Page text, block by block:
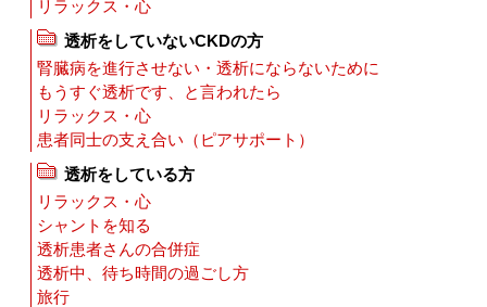
リラックス・心
透析をしていないCKDの方
腎臓病を進行させない・透析にならないために
もうすぐ透析です、と言われたら
リラックス・心
患者同士の支え合い（ピアサポート）
透析をしている方
リラックス・心
シャントを知る
透析患者さんの合併症
透析中、待ち時間の過ごし方
旅行